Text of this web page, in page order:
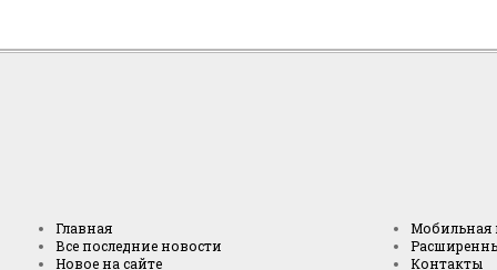
Главная
Все последние новости
Новое на сайте
Мобильная
Контакты